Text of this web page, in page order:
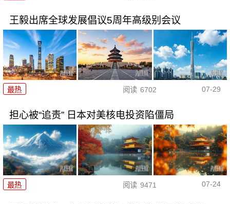
王毅出席全球发展倡议5周年高级别会议
最热 阅读 6702 07-29
担心被“追责” 日本对美核电投资陷僵局
最热 阅读 9471 07-24